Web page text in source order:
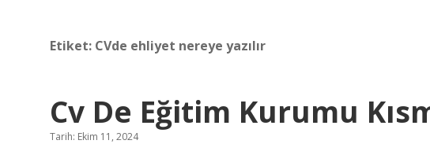
Etiket: CVde ehliyet nereye yazılır
Cv De Eğitim Kurumu
Tarih: Ekim 11, 2024